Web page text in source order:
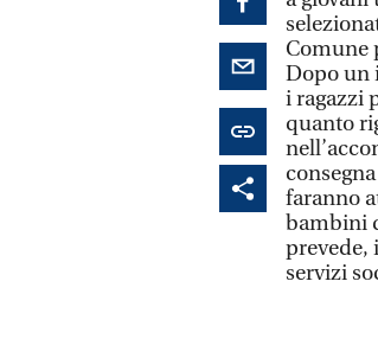
Comune
Dopo un
i ragazzi
quanto
faranno
bambini
prevede,
servizi